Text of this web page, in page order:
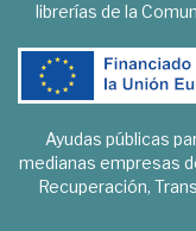
librerías de la
Ayudas públicas
medianas empresas
Recuperación,